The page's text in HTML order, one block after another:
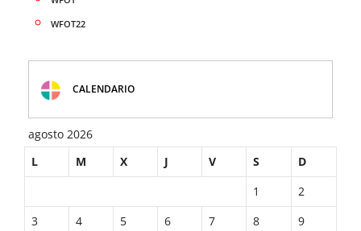
WFOT22
CALENDARIO
agosto 2026
L
M X J V S
D
1
2
3
4 5 6 7 8
9